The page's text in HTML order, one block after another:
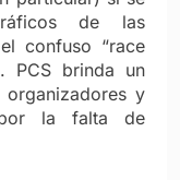
de las
confuso “race
PCS brinda un
y
la falta de